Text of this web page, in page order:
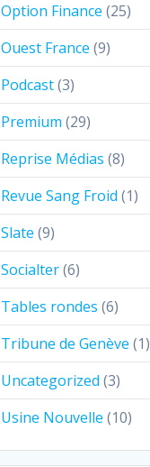
Option Finance (25)
Ouest France (9)
Podcast(3)
Premium (29)
Reprise Médias (8)
Revue Sang Froid (1)
Slate (9)
Socialter(6)
Tables rondes (6)
Tribune de Genève (1)
Uncategorized (3)
Usine Nouvelle (10)